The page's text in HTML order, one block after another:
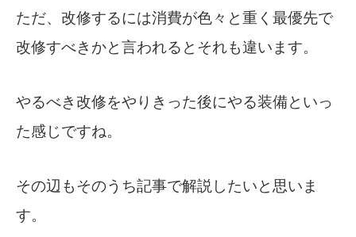
ただ、改修するには消費が色々と重く最優先で
改修すべきかと言われるとそれも違います。
やるべき改修をやりきった後にやる装備といっ
た感じですね。
その辺もそのうち記事で解説したいと思いま
す。